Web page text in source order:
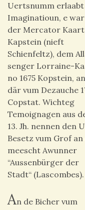
Uertsnumm erlaabt
Imaginatioun, e
der Mercator Kaart
Kapstein (nieft
Schienfeltz), dem
senger Lorraine-
no 1675 Kopstein,
där vum Dezauche
Copstat. Wichteg
Temoignagen aus
13. Jh. nennen den
Besetz vum Grof an
meescht Awunner
“Aussenbürger der
Stadt“ (Lascombes).
An de Bicher vum